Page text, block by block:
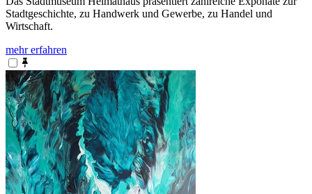
Stadtgeschichte, zu Handwerk und Gewerbe, zu Handel und
Wirtschaft.
mehr erfahren